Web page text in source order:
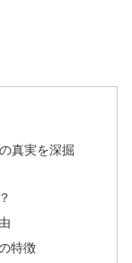
真実を深掘
特徴